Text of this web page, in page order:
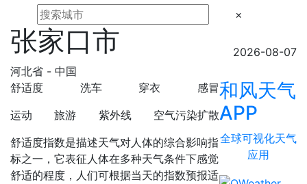
×
张家口市
河北省 - 中国
2026-08-07
舒适度 洗车 穿衣
感冒
运动
旅游 紫外线
空气污染扩散
舒适度指数是描述天气对人体的综合影响指
标之一，它表征人体在多种天气条件下感觉
舒适的程度，人们可根据当天的指数预报适
和风天气
APP
全球可视化天气
应用